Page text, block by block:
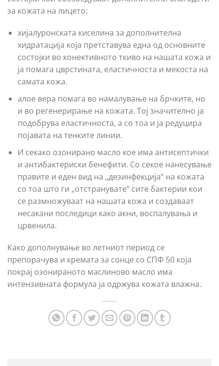
за кожата на лицето:
хијалуронската киселина за дополнителна
хидратација која претставува една од основните
состојки во конективното ткиво на нашата кожа и
ја помага цврстината, еластичноста и мекоста на
самата кожа.
aлое вера помага во намалување на брчките, но
и во регенерирање на кожата. Тој значително ја
подобрува еластичноста, а со тоа и ја редуцира
појавата на тенките линии.
И секако озонирано масло кое има антисептички
и антибактериски бенефити. Со секое нанесување
правите и еден вид на „дезинфекција“ на кожата
со тоа што ги „отстранувате“ сите бактерии кои
се размножуваат на нашата кожа и создаваат
несакани последици како акни, воспалувања и
црвенила.
Како дополнување во летниот период се
препорачува и кремата за сонце со СПФ 50 која
покрај озонираното маслиново масло има
интензивната формула ја одржува кожата влажна.